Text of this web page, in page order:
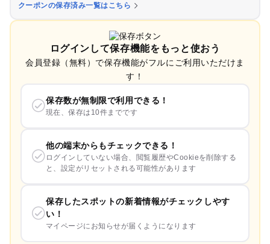
クーポンの保存済み一覧はこちら
ログインして保存機能をもっと使おう
会員登録（無料）で保存機能がフルにご利用いただけま
す！
保存数が無制限で利用できる！
現在、保存は10件までです
他の端末からもチェックできる！
ログインしていない場合、閲覧履歴やCookieを削除する
と、設定がリセットされる可能性があります
保存したスポットの新着情報がチェックしやす
い！
マイページにお知らせが届くようになります